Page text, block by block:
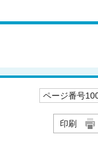
ページ番号
印刷